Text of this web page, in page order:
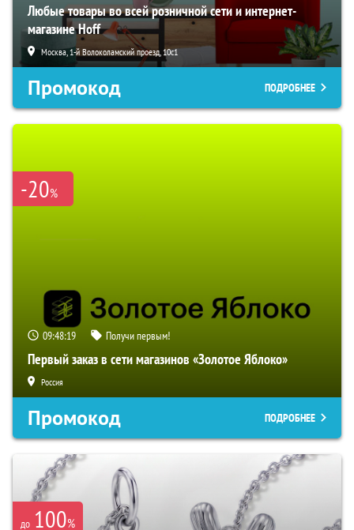
Любые товары во всей розничной сети и интернет-
магазине Hoff
Москва, 1-й Волоколамский проезд, 10с1
Промокод ПОДРОБНЕЕ
-20%
09:48:18 Получи первым!
Первый заказ в сети магазинов «Золотое Яблоко»
Россия
Промокод ПОДРОБНЕЕ
до 100%